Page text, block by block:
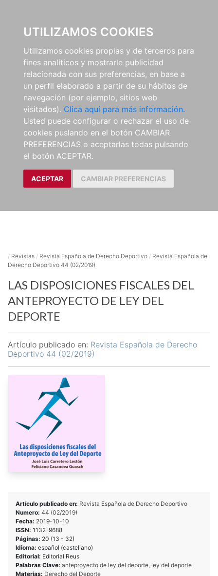
UTILIZAMOS COOKIES
Utilizamos cookies propias y de terceros para
fines analíticos y mostrarle publicidad
relacionada con sus preferencias, en base a
un perfil elaborado a partir de su hábitos de
navegación (por ejemplo, sitios web
visitados). Clica aquí para más información.
Usted puede configurar o rechazar el uso de
cookies puslando en el botón CAMBIAR
PREFERENCIAS o aceptarlas todas pulsando
el botón ACEPTAR.
ACEPTAR CAMBIAR PREFERENCIAS
/ Revistas / Revista Española de Derecho Deportivo / Revista Española de
Derecho Deportivo 44 (02/2019)
LAS DISPOSICIONES FISCALES DEL
ANTEPROYECTO DE LEY DEL
DEPORTE
Artículo publicado en: Revista Española de Derecho
Deportivo 44 (02/2019)
Artículo publicado en: Revista Española de Derecho Deportivo
Numero: 44 (02/2019)
Fecha: 2019-10-10
ISSN: 1132-9688
Páginas: 20 (13 - 32)
Idioma: español (castellano)
Editorial: Editorial Reus
Palabras Clave: anteproyecto de ley del deporte, ley del deporte
Materias: Derecho del Deporte